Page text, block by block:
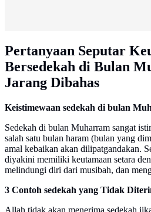
Pertanyaan Seputar
Bersedekah di Bulan
Jarang Dibahas
Keistimewaan sedekah di bulan
Sedekah di bulan Muharram sangat
salah satu bulan haram (bulan yang
amal kebaikan akan dilipatgandakan.
diyakini memiliki keutamaan setara
melindungi diri dari musibah, dan
3 Contoh sedekah yang Tidak
Allah tidak akan menerima sedekah